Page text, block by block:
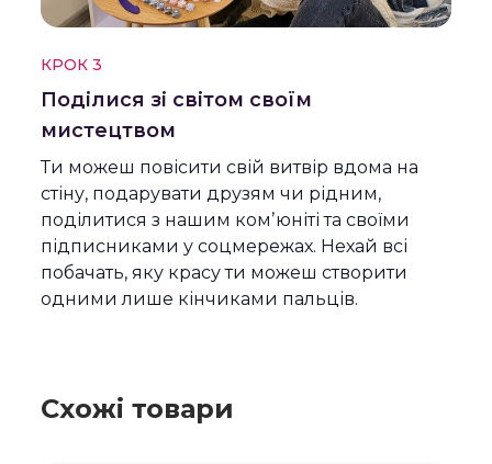
КРОК 3
Поділися зі світом своїм
мистецтвом
Ти можеш повісити свій витвір вдома на
стіну, подарувати друзям чи рідним,
поділитися з нашим комʼюніті та своїми
підписниками у соцмережах. Нехай всі
побачать, яку красу ти можеш створити
одними лише кінчиками пальців.
Схожі товари